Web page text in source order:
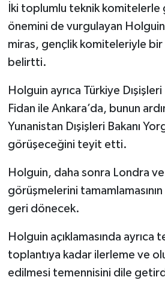
İki toplumlu teknik komitelerle
önemini de vurgulayan
miras, gençlik komiteleriyle
belirtti.
Holguin ayrıca Türkiye Dışişleri
Fidan ile Ankara’da, bunun
Yunanistan Dışişleri Bakanı
görüşeceğini teyit etti.
Holguin, daha sonra Londra
görüşmelerini tamamlamasının
geri dönecek.
Holguin açıklamasında ayrıca
toplantıya kadar ilerleme ve
edilmesi temennisini dile